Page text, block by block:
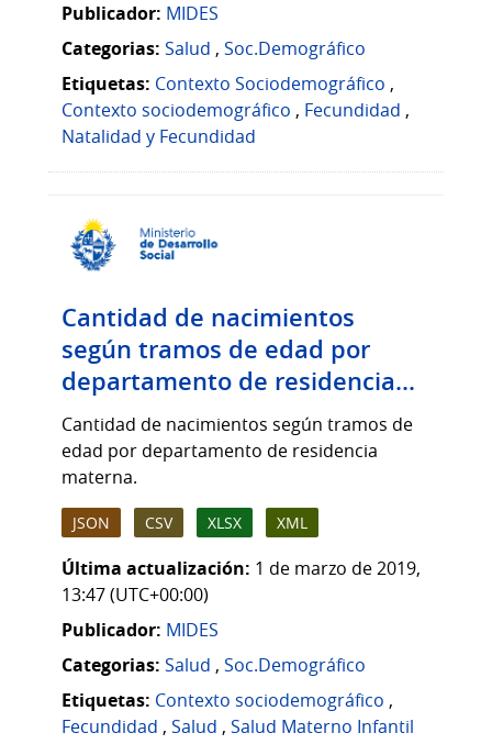
Publicador: MIDES
Categorias: Salud , Soc.Demográfico
Etiquetas: Contexto Sociodemográfico ,
Contexto sociodemográfico , Fecundidad ,
Natalidad y Fecundidad
Cantidad de nacimientos
según tramos de edad por
departamento de residencia...
Cantidad de nacimientos según tramos de
edad por departamento de residencia
materna.
JSON CSV XLSX XML
Última actualización: 1 de marzo de 2019,
13:47 (UTC+00:00)
Publicador: MIDES
Categorias: Salud , Soc.Demográfico
Etiquetas: Contexto sociodemográfico ,
Fecundidad , Salud , Salud Materno Infantil